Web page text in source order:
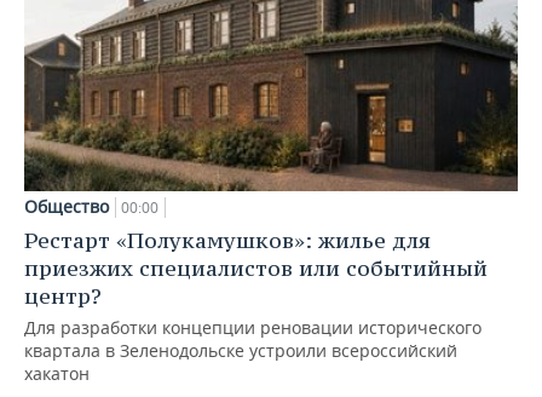
Общество 00:00
Рестарт «Полукамушков»: жилье для
приезжих специалистов или событийный
центр?
Для разработки концепции реновации исторического
квартала в Зеленодольске устроили всероссийский
хакатон